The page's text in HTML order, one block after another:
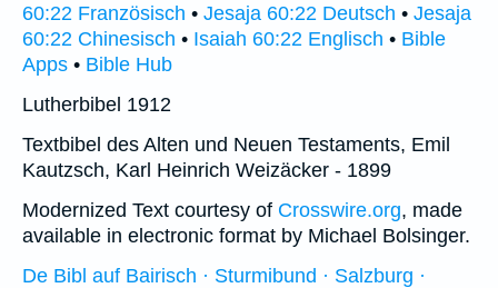
60:22 Französisch • Jesaja 60:22 Deutsch • Jesaja
60:22 Chinesisch • Isaiah 60:22 Englisch • Bible
Apps • Bible Hub
Lutherbibel 1912
Textbibel des Alten und Neuen Testaments, Emil
Kautzsch, Karl Heinrich Weizäcker - 1899
Modernized Text courtesy of Crosswire.org, made
available in electronic format by Michael Bolsinger.
De Bibl auf Bairisch · Sturmibund · Salzburg ·